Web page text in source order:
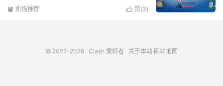
 赞(3)
 机场推荐
© 2022-2026 Clash 爱好者 关于本站 网站地图